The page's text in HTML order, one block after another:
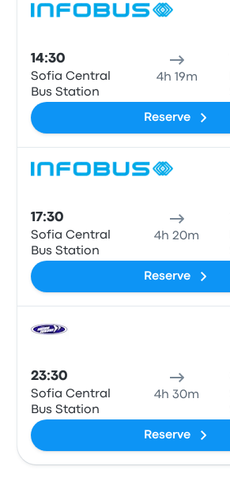
14:30
Sofia Central
Bus Station
4h 19m
Reserve
17:30
Sofia Central
Bus Station
4h 20m
Reserve
23:30
Sofia Central
Bus Station
4h 30m
Reserve